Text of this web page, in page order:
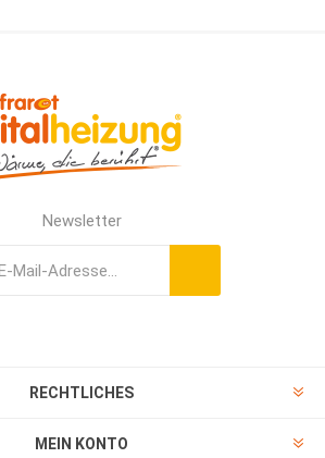
Newsletter
RECHTLICHES
MEIN KONTO